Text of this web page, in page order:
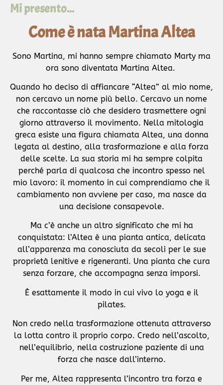
Mi presento...
Come è nata Martina Altea
Sono Martina, mi hanno sempre chiamato Marty ma
ora sono diventata Martina Altea.
Quando ho deciso di affiancare “Altea” al mio nome,
non cercavo un nome più bello. Cercavo un nome
che raccontasse ciò che desidero trasmettere ogni
giorno attraverso il movimento. Nella mitologia
greca esiste una figura chiamata Altea, una donna
legata al destino, alla trasformazione e alla forza
delle scelte. La sua storia mi ha sempre colpita
perché parla di qualcosa che incontro spesso nel
mio lavoro: il momento in cui comprendiamo che il
cambiamento non avviene per caso, ma nasce da
una decisione consapevole.
Ma c’è anche un altro significato che mi ha
conquistata: l’Altea è una pianta antica, delicata
all’apparenza ma conosciuta da secoli per le sue
proprietà lenitive e rigeneranti. Una pianta che cura
senza forzare, che accompagna senza imporsi.
È esattamente il modo in cui vivo lo yoga e il
pilates.
Non credo nella trasformazione ottenuta attraverso
la lotta contro il proprio corpo. Credo nell’ascolto,
nell’equilibrio, nella costruzione paziente di una
forza che nasce dall’interno.
Per me, Altea rappresenta l’incontro tra forza e